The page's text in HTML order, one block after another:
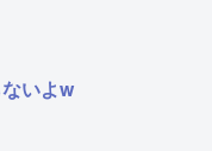
いよw